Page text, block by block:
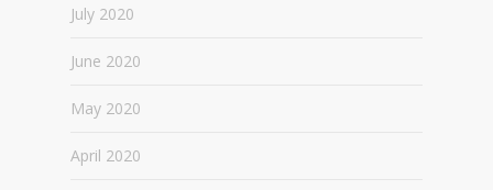
July 2020
June 2020
May 2020
April 2020